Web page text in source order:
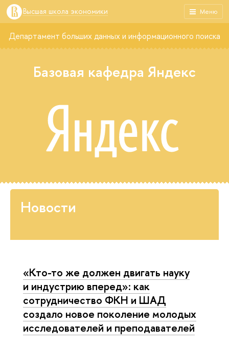
Меню
Высшая школа экономики
Департамент больших данных и информационного поиска
Базовая кафедра Яндекс
Новости
«Кто-то же должен двигать науку
и индустрию вперед»: как
сотрудничество ФКН и ШАД
создало новое поколение молодых
исследователей и преподавателей